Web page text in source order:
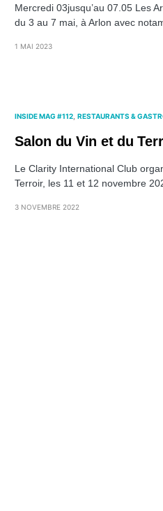
Mercredi 03jusqu’au 07.05 Les
du 3 au 7 mai, à Arlon avec
1 MAI 2023
INSIDE MAG #112 RESTAURANTS &
Salon du Vin et du
Le Clarity International Club
Terroir, les 11 et 12 novembre
3 NOVEMBRE 2022